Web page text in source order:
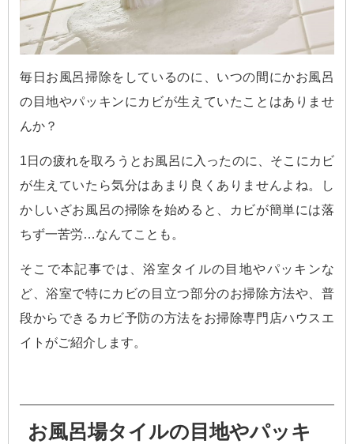
毎日お風呂掃除をしているのに、いつの間にかお風呂
の目地やパッキンにカビが生えていたことはありませ
んか？
1日の疲れを取ろうとお風呂に入ったのに、そこにカビ
が生えていたら気分はあまり良くありませんよね。し
かしいざお風呂の掃除を始めると、カビが簡単には落
ちず一苦労…なんてことも。
そこで本記事では、浴室タイルの目地やパッキンな
ど、浴室で特にカビの目立つ部分のお掃除方法や、普
段からできるカビ予防の方法をお掃除専門店ハウスエ
イトがご紹介します。
お風呂場タイルの目地やパッキ